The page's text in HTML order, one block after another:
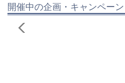
開催中の企画・キャンペーン